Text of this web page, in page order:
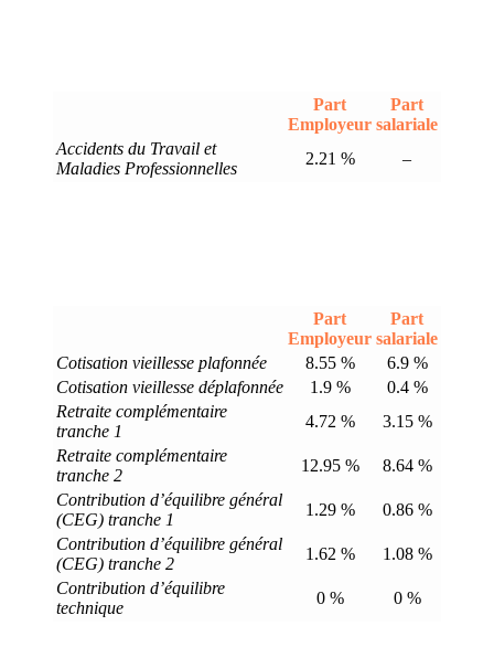
Part
Employeur
Part
salariale
Accidents du Travail et
Maladies Professionnelles
2.21 % –
Part
Employeur
Part
salariale
Cotisation vieillesse plafonnée
8.55 %
6.9 %
Cotisation vieillesse déplafonnée
1.9 %
0.4 %
Retraite complémentaire
tranche 1
4.72 %
3.15 %
Retraite complémentaire
tranche 2
12.95 %
8.64 %
Contribution d’équilibre général
(CEG) tranche 1
1.29 %
0.86 %
Contribution d’équilibre général
(CEG) tranche 2
1.62 %
1.08 %
Contribution d’équilibre
technique
0 % 0 %